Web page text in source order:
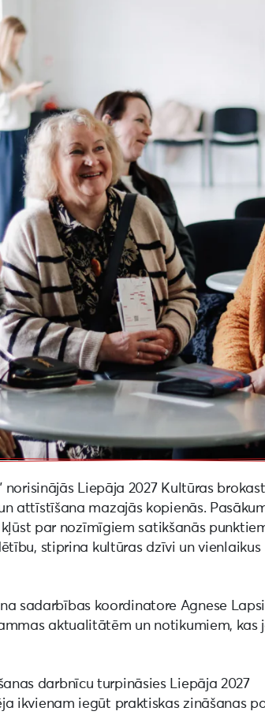
norisinājās Liepāja 2027 Kultūras
attīstīšana mazajās kopienās.
par nozīmīgiem satikšanās
stiprina kultūras dzīvi un vienlaikus
sadarbības koordinatore Agnese
aktualitātēm un notikumiem, kas
darbnīcu turpināsies Liepāja 2027
ikvienam iegūt praktiskas zināšanas